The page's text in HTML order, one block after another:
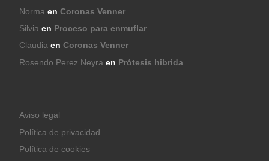
Norma en Coronas Venner
Silviaen Proceso para enmuflar
Claudiaen Coronas Venner
Rosendo Perez Neyra en Prótesis hibrida
Aviso legal
Política de privacidad
Política de cookies